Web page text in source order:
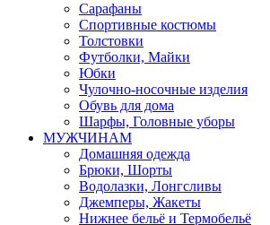
Сарафаны
Спортивные костюмы
Толстовки
Футболки, Майки
Юбки
Чулочно-носочные изделия
Обувь для дома
Шарфы, Головные уборы
МУЖЧИНАМ
Домашняя одежда
Брюки, Шорты
Водолазки, Лонгсливы
Джемперы, Жакеты
Нижнее бельё и Термобельё